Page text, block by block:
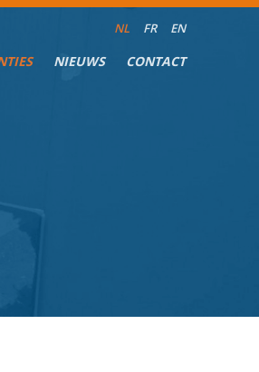
NL FR EN
NIEUWS CONTACT